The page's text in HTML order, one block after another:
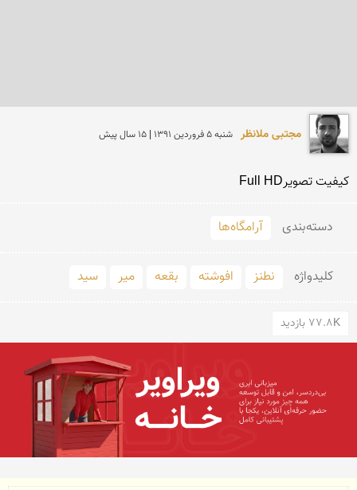
مجتبی ملانظر شنبه 5 فروردين 1391 | 15 سال پیش
کیفیت تصویرFull HD
دسته‌بندی آرامگاه‌ها
کلید‌واژه نطنز افوشته بقعه میر سید
77.8K بازدید